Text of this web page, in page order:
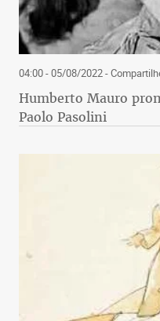
04:00 - 05/08/2022-
Humberto Mauro
Paolo Pasolini